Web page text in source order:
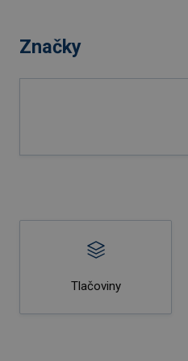
Značky
Tlačoviny